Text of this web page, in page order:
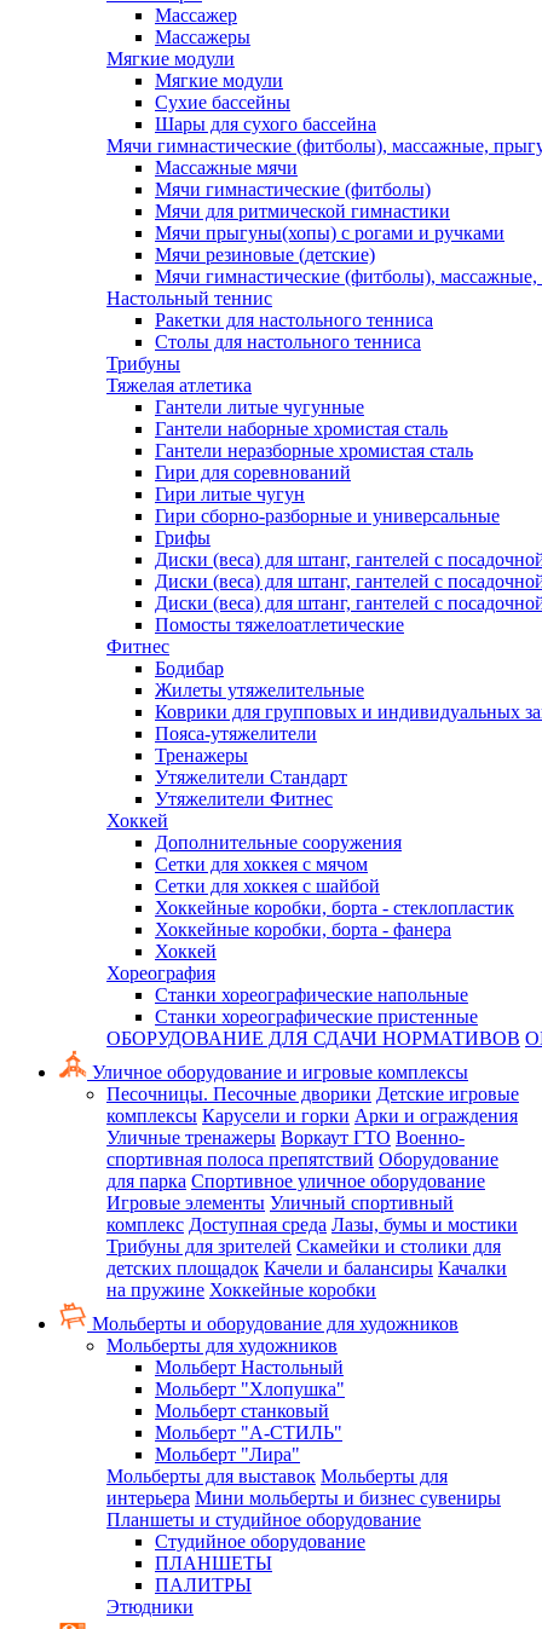
Массажер
Массажеры
Мягкие модули
Мягкие модули
Сухие бассейны
Шары для сухого бассейна
Мячи гимнастические (фитболы), массажные,
Массажные мячи
Мячи гимнастические (фитболы)
Мячи для ритмической гимнастики
Мячи прыгуны(хопы) с рогами и ручками
Мячи резиновые (детские)
Мячи гимнастические (фитболы),
Настольный теннис
Ракетки для настольного тенниса
Столы для настольного тенниса
Трибуны
Тяжелая атлетика
Гантели литые чугунные
Гантели наборные хромистая сталь
Гантели неразборные хромистая сталь
Гири для соревнований
Гири литые чугун
Гири сборно-разборные и универсальные
Грифы
Диски (веса) для штанг, гантелей с
Диски (веса) для штанг, гантелей с
Диски (веса) для штанг, гантелей с
Помосты тяжелоатлетические
Фитнес
Бодибар
Жилеты утяжелительные
Коврики для групповых и индивидуальных
Пояса-утяжелители
Тренажеры
Утяжелители Стандарт
Утяжелители Фитнес
Хоккей
Дополнительные сооружения
Сетки для хоккея с мячом
Сетки для хоккея с шайбой
Хоккейные коробки, борта - стеклопластик
Хоккейные коробки, борта - фанера
Хоккей
Хореография
Станки хореографические напольные
Станки хореографические пристенные
ОБОРУДОВАНИЕ ДЛЯ СДАЧИ НОРМАТИВОВ
Уличное оборудование и игровые комплексы
Песочницы. Песочные дворики Детские игровые
комплексы Карусели и горки Арки и ограждения
Уличные тренажеры Воркаут ГТО Военно-
спортивная полоса препятствий Оборудование
для парка Спортивное уличное оборудование
Игровые элементы Уличный спортивный
комплекс Доступная среда Лазы, бумы и мостики
Трибуны для зрителей Скамейки и столики для
детских площадок Качели и балансиры Качалки
на пружине Хоккейные коробки
Мольберты и оборудование для художников
Мольберты для художников
Мольберт Настольный
Мольберт "Хлопушка"
Мольберт станковый
Мольберт "А-СТИЛЬ"
Мольберт "Лира"
Мольберты для выставок Мольберты для
интерьера Мини мольберты и бизнес сувениры
Планшеты и студийное оборудование
Студийное оборудование
ПЛАНШЕТЫ
ПАЛИТРЫ
Этюдники